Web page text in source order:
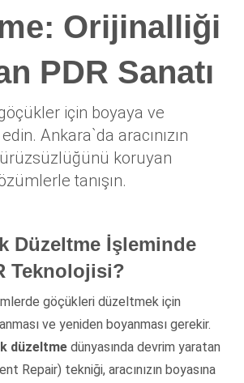
Orijinalliği
PDR Sanatı
için boyaya ve
Ankara`da aracınızın
koruyan
tanışın.
Düzeltme İşleminde
Teknolojisi?
göçükleri düzeltmek için
ve yeniden boyanması gerekir.
düzeltme dünyasında devrim yaratan
Repair) tekniği, aracınızın boyasına